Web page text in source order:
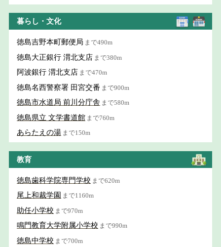
暮らし・文化
徳島吉野本町郵便局 まで490m
徳島大正銀行 渭北支店 まで380m
阿波銀行 渭北支店 まで470m
徳島名西警察署 田宮交番 まで900m
徳島市水道局 前川分庁舎 まで580m
徳島県立 文学書道館 まで760m
あらたえの湯 まで150m
教育
徳島歯科学院専門学校 まで620m
尾上和裁学園 まで1160m
助任小学校 まで970m
鳴門教育大学附属小学校 まで990m
徳島中学校 まで700m